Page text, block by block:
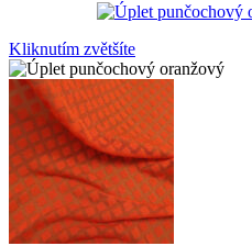
Kliknutím zvětšíte